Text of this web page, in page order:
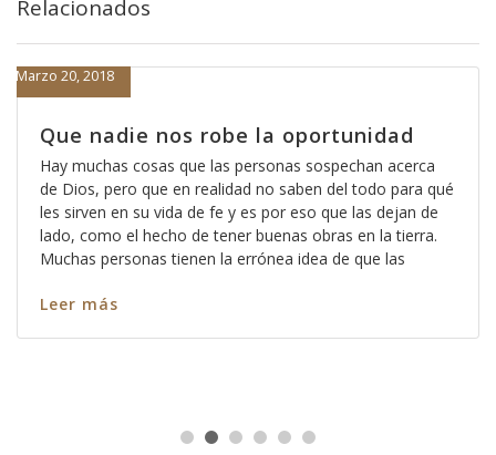
Relacionados
Que nadie nos robe la oportunidad
Marzo 20, 2018
Hay muchas cosas que las personas sospechan acerca
de Dios, pero que en realidad no saben del todo para qué
les sirven en su vida de fe y es por eso que las dejan de
lado, como el hecho de tener buenas obras en la tierra.
Muchas personas tienen la errónea idea de que las
Leer más